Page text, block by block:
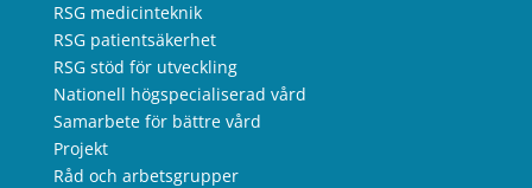
RSG medicinteknik
RSG patientsäkerhet
RSG stöd för utveckling
Nationell högspecialiserad vård
Samarbete för bättre vård
Projekt
Råd och arbetsgrupper